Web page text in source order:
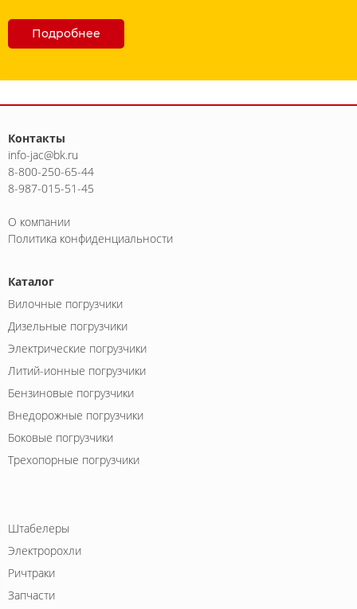
Подробнее
Контакты
info-jac@bk.ru
8-800-250-65-44
8-987-015-51-45
О компании
Политика конфиденциальности
Каталог
Вилочные погрузчики
Дизельные погрузчики
Электрические погрузчики
Литий-ионные погрузчики
Бензиновые погрузчики
Внедорожные погрузчики
Боковые погрузчики
Трехопорные погрузчики
Штабелеры
Электророхли
Ричтраки
Запчасти